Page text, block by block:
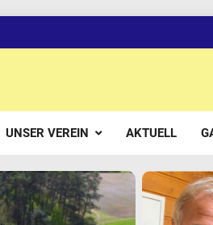
UNSER VEREIN AKTUELL